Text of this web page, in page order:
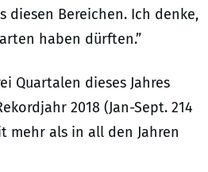
diesen Bereichen. Ich denke,
haben dürften.”
Quartalen dieses Jahres
2018 (Jan-Sept. 214
mehr als in all den Jahren